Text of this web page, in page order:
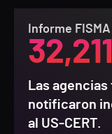
Informe
32,211
Las
notificaron
al US-CERT.